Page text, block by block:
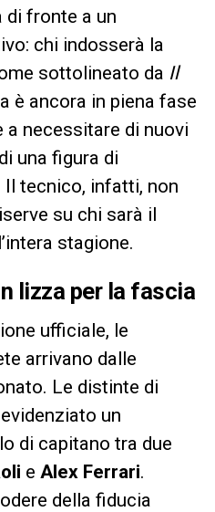
fronte a un
chi indosserà la
sottolineato da Il
è ancora in piena fase
necessitare di nuovi
una figura di
tecnico, infatti, non
su chi sarà il
stagione.
lizza per la fascia
ufficiale, le
arrivano dalle
Le distinte di
un
di capitano tra due
e Alex Ferrari.
della fiducia